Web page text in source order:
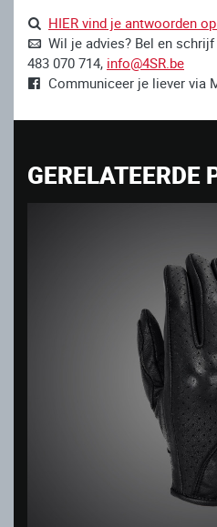
HIER vind je antwoorden
Wil je advies? Bel en
483 070 714, info@4SR.be
Communiceer je liever via
GERELATEERDE